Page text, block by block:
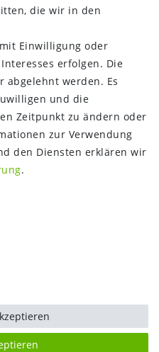
die wir in den
Einwilligung oder
erfolgen. Die
abgelehnt werden. Es
und die
Zeitpunkt zu ändern oder
zur Verwendung
den Diensten erklären wir
.